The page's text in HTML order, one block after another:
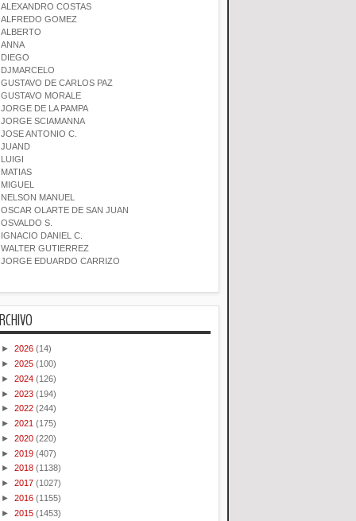
ALEXANDRO COSTAS
ALFREDO GOMEZ
ALBERTO
ANNA
DIEGO
DJMARCELO
GUSTAVO DE CARLOS PAZ
GUSTAVO MORALE
JORGE DE LA PAMPA
JORGE SCIAMANNA
JOSE ANTONIO C.
JUAND
LUIGI
MATIAS
MIGUEL
NELSON MANUEL
OSCAR OLARTE DE SAN JUAN
OSVALDO S.
IGNACIO DANIEL C.
WALTER GUTIERREZ
JORGE EDUARDO CARRIZO
► 2026 (14)
► 2025 (100)
► 2024 (126)
► 2023 (194)
► 2022 (244)
► 2021 (175)
► 2020 (220)
► 2019 (407)
► 2018 (1138)
► 2017 (1027)
► 2016 (1155)
► 2015 (1453)